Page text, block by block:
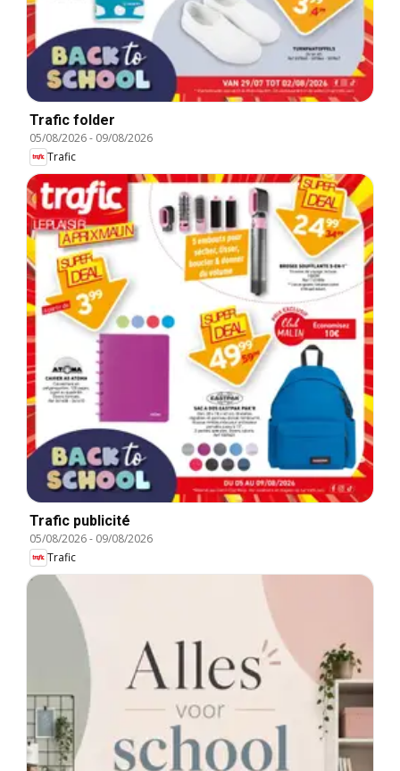
Trafic folder
05/08/2026- 09/08/2026
Trafic
Trafic publicité
05/08/2026- 09/08/2026
Trafic